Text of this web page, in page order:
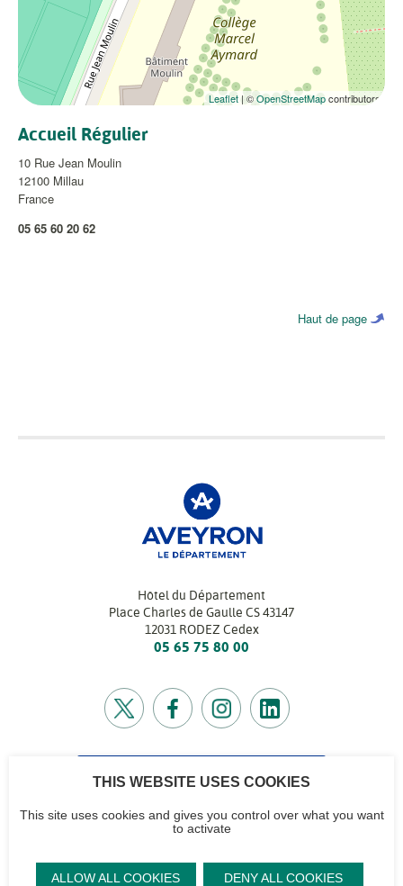
Leaflet | ©OpenStreetMapcontributors
Accueil Régulier
10 Rue Jean Moulin
12100 Millau
France
05 65 60 20 62
Haut de page
Hôtel du Département
Place Charles de Gaulle CS 43147
12031 RODEZ Cedex
05 65 75 80 00
CONTACTEZ-NOUS
Contactez-nous
Accéder à notre
Mentions
Plan du site
THIS WEBSITE USES COOKIES
This site uses cookies and gives you control over what you want
to activate
ALLOW ALL COOKIES DENY ALL COOKIES